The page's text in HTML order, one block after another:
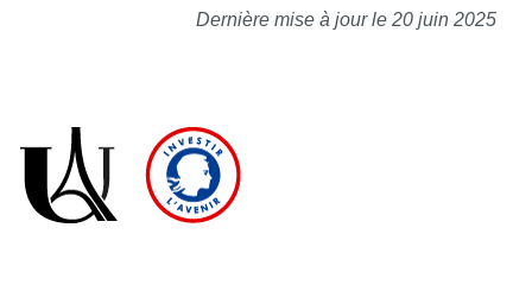
Dernière mise à jour le 20 juin 2025